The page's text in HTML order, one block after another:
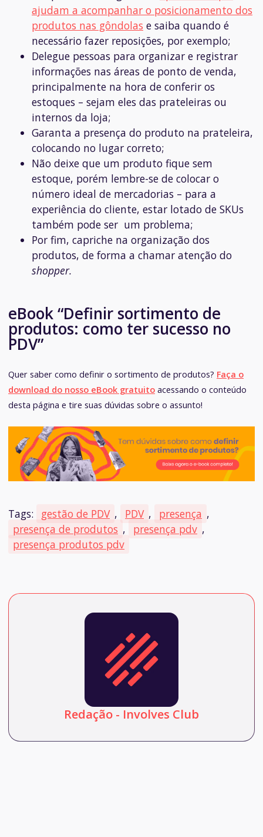
ajudam a acompanhar o posicionamento dos
produtos nas gôndolas e saiba quando é
necessário fazer reposições, por exemplo;
Delegue pessoas para organizar e registrar
informações nas áreas de ponto de venda,
principalmente na hora de conferir os
estoques – sejam eles das prateleiras ou
internos da loja;
Garanta a presença do produto na prateleira,
colocando no lugar correto;
Não deixe que um produto fique sem
estoque, porém lembre-se de colocar o
número ideal de mercadorias – para a
experiência do cliente, estar lotado de SKUs
também pode ser um problema;
Por fim, capriche na organização dos
produtos, de forma a chamar atenção do
shopper.
eBook “Definir sortimento de
produtos: como ter sucesso no
PDV”
Quer saber como definir o sortimento de produtos? Faça o
download do nosso eBook gratuito acessando o conteúdo
desta página e tire suas dúvidas sobre o assunto!
Tags: gestão de PDV , PDV , presença ,
presença de produtos , presença pdv ,
presença produtos pdv
Redação - Involves Club